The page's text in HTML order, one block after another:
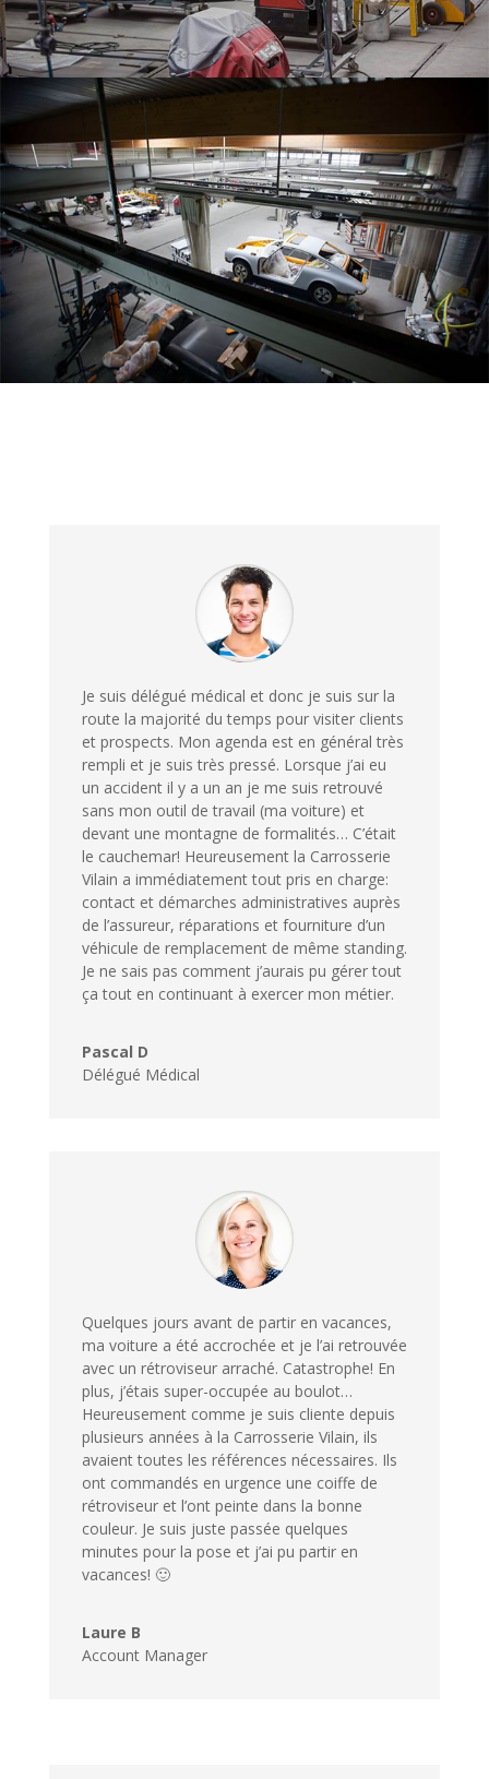
Je suis délégué médical et donc je suis sur la
route la majorité du temps pour visiter clients
et prospects. Mon agenda est en général très
rempli et je suis très pressé. Lorsque j’ai eu
un accident il y a un an je me suis retrouvé
sans mon outil de travail (ma voiture) et
devant une montagne de formalités… C’était
le cauchemar! Heureusement la Carrosserie
Vilain a immédiatement tout pris en charge:
contact et démarches administratives auprès
de l’assureur, réparations et fourniture d’un
véhicule de remplacement de même standing.
Je ne sais pas comment j’aurais pu gérer tout
ça tout en continuant à exercer mon métier.
Pascal D
Délégué Médical
Quelques jours avant de partir en vacances,
ma voiture a été accrochée et je l’ai retrouvée
avec un rétroviseur arraché. Catastrophe! En
plus, j’étais super-occupée au boulot…
Heureusement comme je suis cliente depuis
plusieurs années à la Carrosserie Vilain, ils
avaient toutes les références nécessaires. Ils
ont commandés en urgence une coiffe de
rétroviseur et l’ont peinte dans la bonne
couleur. Je suis juste passée quelques
minutes pour la pose et j’ai pu partir en
vacances! 🙂
Laure B
Account Manager